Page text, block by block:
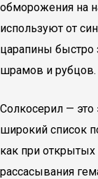
обморожения на
используют от
царапины быстро
шрамов и рубцов.
Солкосерил —
широкий список
как при
рассасывания